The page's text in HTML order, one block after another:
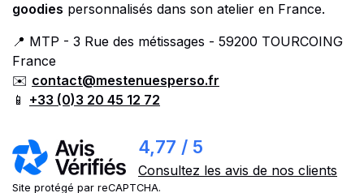
goodies personnalisés dans son atelier en France.
📍 MTP - 3 Rue des métissages - 59200 TOURCOING
France
✉️ contact@mestenuesperso.fr
📱 +33 (0)3 20 45 12 72
4,77 / 5
Consultez les avis de nos clients
Site protégé par reCAPTCHA.